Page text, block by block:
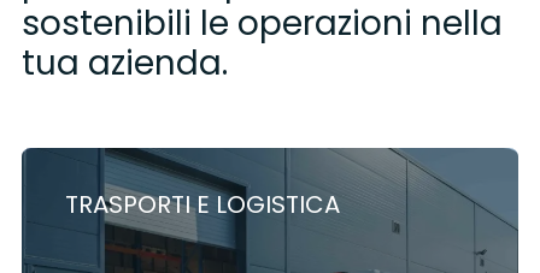
sostenibili le operazioni nella
tua azienda.
TRASPORTI E LOGISTICA
Discover the solutions